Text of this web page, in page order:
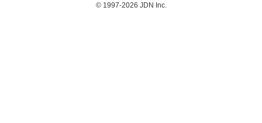
© 1997-2026 JDN Inc.